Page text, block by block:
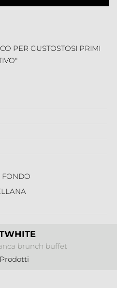
brunch buffet
PER GUSTOSTOSI PRIMI
FONDO